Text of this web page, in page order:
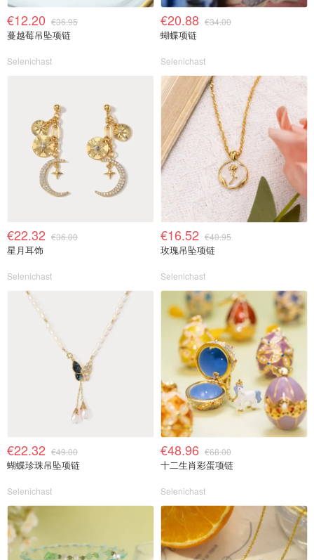
€12.20 €36.95
蔓越莓吊坠项链
Selenichast
€20.88 €34.00
蝴蝶项链
Selenichast
€22.32 €36.00
星月耳饰
Selenichast
€16.52 €40.95
玫瑰吊坠项链
Selenichast
€22.32 €49.00
蝴蝶珍珠吊坠项链
Selenichast
€48.96 €68.00
十二生肖彩蛋项链
Selenichast